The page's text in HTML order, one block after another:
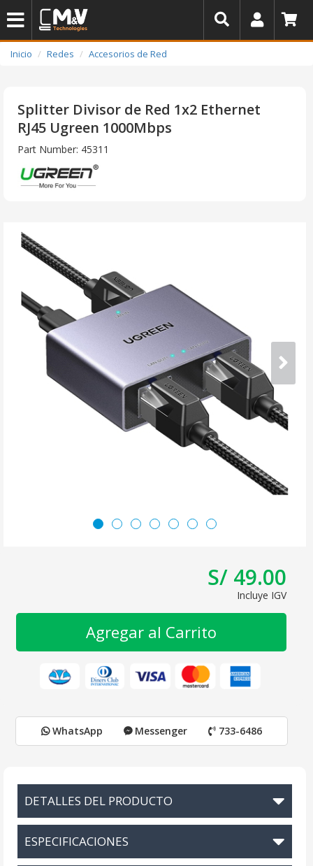
Inicio Redes Accesorios de Red
Splitter Divisor de Red 1x2 Ethernet
RJ45 Ugreen 1000Mbps
Part Number: 45311
S/ 49.00
Incluye IGV
Agregar al Carrito
WhatsApp Messenger 733-6486
DETALLES DEL PRODUCTO
ESPECIFICACIONES